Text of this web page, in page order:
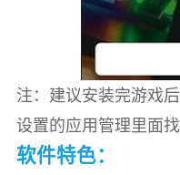
注：建议安装完游戏
设置的应用管理里面
软件特色：